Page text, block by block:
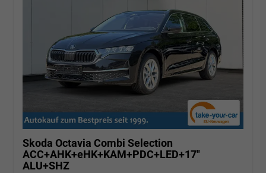
Skoda Octavia Combi Selection
ACC+AHK+eHK+KAM+PDC+LED+17"
ALU+SHZ